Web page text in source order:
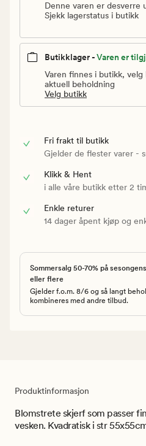
Denne varen er desverre
Sjekk lagerstatus i butikk
Butikklager -Varen er
Varen finnes i butikk, velg
aktuell beholdning
Velg butikk
Fri frakt til butikk
Gjelder de flester varer -
Klikk & Hent
i alle våre butikk etter 2
Enkle returer
14 dager åpent kjøp og
Sommersalg 50-70% på
eller flere
Gjelder f.o.m. 8/6 og så langt
kombineres med andre tilbud.
Produktinformasjon
Blomstrete skjerf som passer
vesken. Kvadratisk i str